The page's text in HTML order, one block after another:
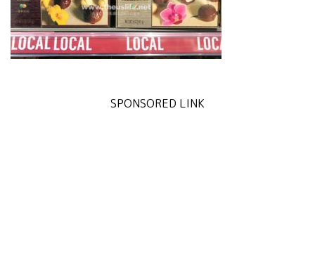
SPONSORED LINK